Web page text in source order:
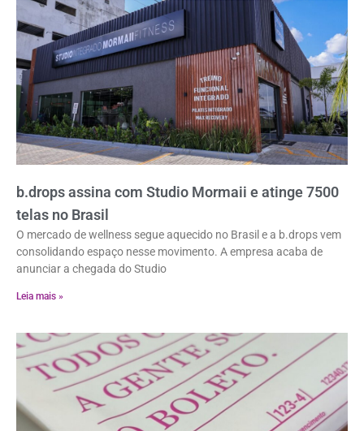
b.drops assina com Studio Mormaii e atinge 7500
telas no Brasil
O mercado de wellness segue aquecido no Brasil e a b.drops vem
consolidando espaço nesse movimento. A empresa acaba de
anunciar a chegada do Studio
Leia mais »